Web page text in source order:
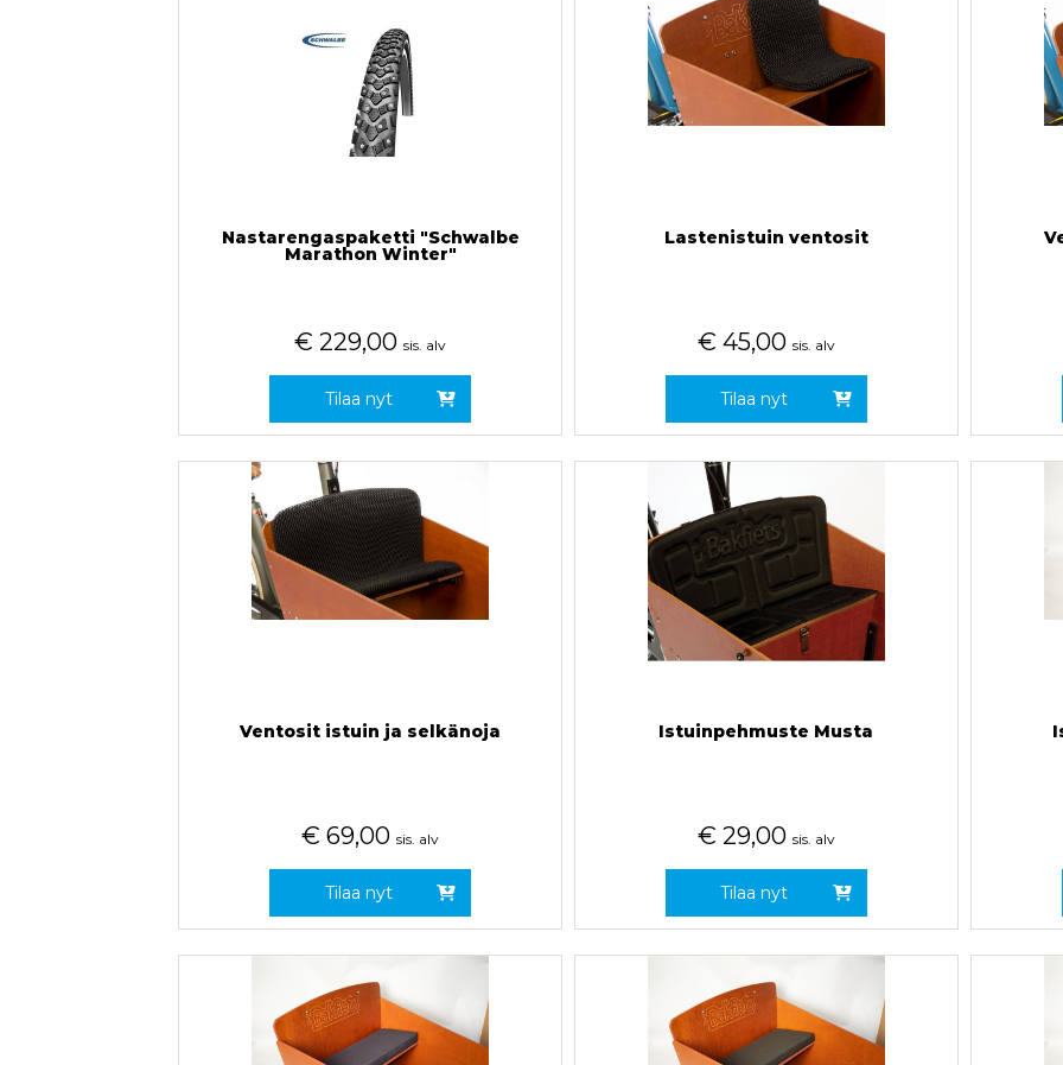
Nastarengaspaketti "Schwalbe
Marathon Winter"
€ 229,00 sis. alv
Tilaa nyt
Lastenistuin ventosit
€ 45,00 sis. alv
Tilaa nyt
Ventosit istuin ja selkänoja
€ 69,00 sis. alv
Tilaa nyt
Istuinpehmuste Musta
€ 29,00 sis. alv
Tilaa nyt